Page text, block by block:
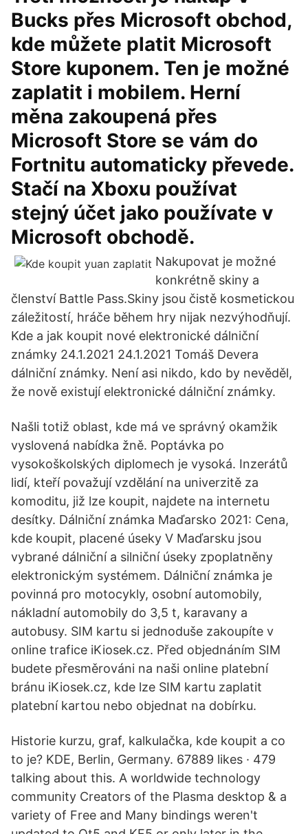
Bucks přes Microsoft obchod,
kde můžete platit Microsoft
Store kuponem. Ten je možné
zaplatit i mobilem. Herní
měna zakoupená přes
Microsoft Store se vám do
Fortnitu automaticky převede.
Stačí na Xboxu používat
stejný účet jako používate v
Microsoft obchodě.
Nakupovat je možné
konkrétně skiny a
členství Battle Pass.Skiny jsou čistě kosmetickou
záležitostí, hráče během hry nijak nezvýhodňují.
Kde a jak koupit nové elektronické dálniční
známky 24.1.2021 24.1.2021 Tomáš Devera
dálniční známky. Není asi nikdo, kdo by nevěděl,
že nově existují elektronické dálniční známky.
Našli totiž oblast, kde má ve správný okamžik
vyslovená nabídka žně. Poptávka po
vysokoškolských diplomech je vysoká. Inzerátů
lidí, kteří považují vzdělání na univerzitě za
komoditu, již lze koupit, najdete na internetu
desítky. Dálniční známka Maďarsko 2021: Cena,
kde koupit, placené úseky V Maďarsku jsou
vybrané dálniční a silniční úseky zpoplatněny
elektronickým systémem. Dálniční známka je
povinná pro motocykly, osobní automobily,
nákladní automobily do 3,5 t, karavany a
autobusy. SIM kartu si jednoduše zakoupíte v
online trafice iKiosek.cz. Před objednáním SIM
budete přesměrováni na naši online platební
bránu iKiosek.cz, kde lze SIM kartu zaplatit
platební kartou nebo objednat na dobírku.
Historie kurzu, graf, kalkulačka, kde koupit a co
to je? KDE, Berlin, Germany. 67889 likes · 479
talking about this. A worldwide technology
community Creators of the Plasma desktop & a
variety of Free and Many bindings weren't